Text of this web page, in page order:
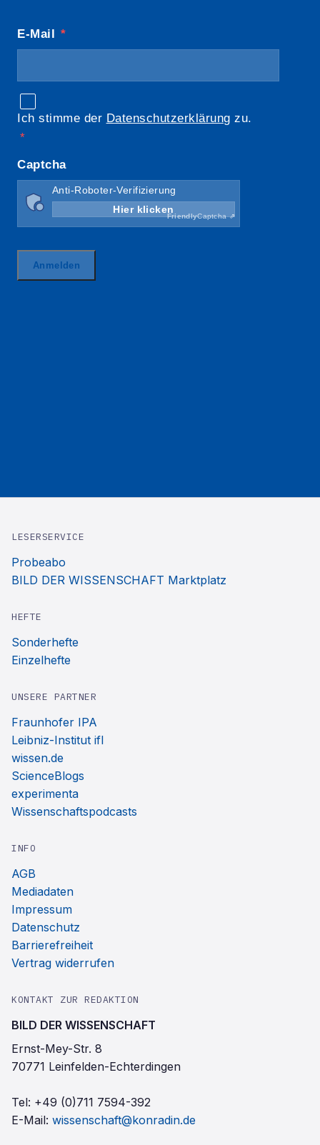
LESERSERVICE
Probeabo
BILD DER WISSENSCHAFT Marktplatz
HEFTE
Sonderhefte
Einzelhefte
UNSERE PARTNER
Fraunhofer IPA
Leibniz-Institut ifl
wissen.de
ScienceBlogs
experimenta
Wissenschaftspodcasts
INFO
AGB
Mediadaten
Impressum
Datenschutz
Barrierefreiheit
Vertrag widerrufen
KONTAKT ZUR REDAKTION
BILD DER WISSENSCHAFT
Ernst-Mey-Str. 8
70771 Leinfelden-Echterdingen
Tel: +49 (0)711 7594-392
E-Mail: wissenschaft@konradin.de